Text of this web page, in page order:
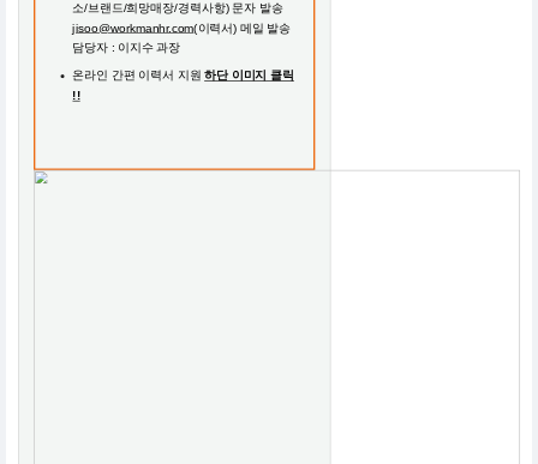
소/브랜드/희망매장/경력사항) 문자 발송
jisoo@workmanhr.com(이력서) 메일 발송
담당자 : 이지수 과장
온라인 간편 이력서 지원하단 이미지 클릭
!!